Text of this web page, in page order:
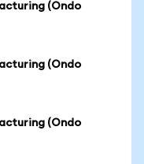
(Ondo
(Ondo
(Ondo